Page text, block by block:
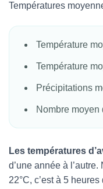
Températures
Température
Température
Précipitations
Nombre moyen
Les températures
d’une année à
22°C, c’est à 5